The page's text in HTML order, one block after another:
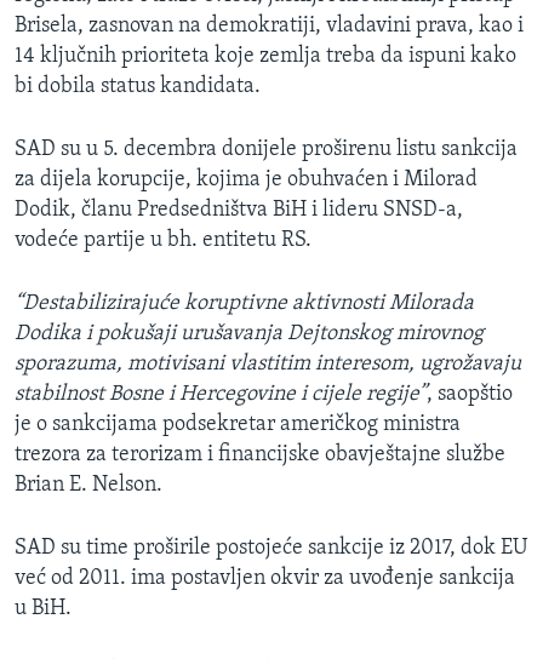
Brisela, zasnovan na demokratiji, vladavini prava, kao i
14 ključnih prioriteta koje zemlja treba da ispuni kako
bi dobila status kandidata.
SAD su u 5. decembra donijele proširenu listu sankcija
za dijela korupcije, kojima je obuhvaćen i Milorad
Dodik, članu Predsedništva BiH i lideru SNSD-a,
vodeće partije u bh. entitetu RS.
“Destabilizirajuće koruptivne aktivnosti Milorada
Dodika i pokušaji urušavanja Dejtonskog mirovnog
sporazuma, motivisani vlastitim interesom, ugrožavaju
stabilnost Bosne i Hercegovine i cijele regije”, saopštio
je o sankcijama podsekretar američkog ministra
trezora za terorizam i financijske obavještajne službe
Brian E. Nelson.
SAD su time proširile postojeće sankcije iz 2017, dok EU
već od 2011. ima postavljen okvir za uvođenje sankcija
u BiH.